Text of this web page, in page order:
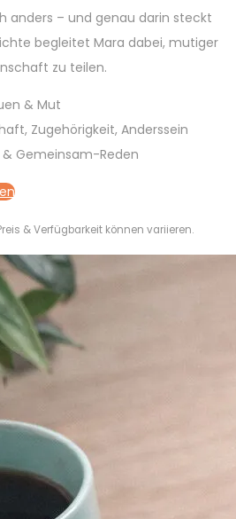
anders – und genau darin steckt
begleitet Mara dabei, mutiger
zu teilen.
& Mut
Zugehörigkeit, Anderssein
Gemeinsam-Reden
& Verfügbarkeit können variieren.